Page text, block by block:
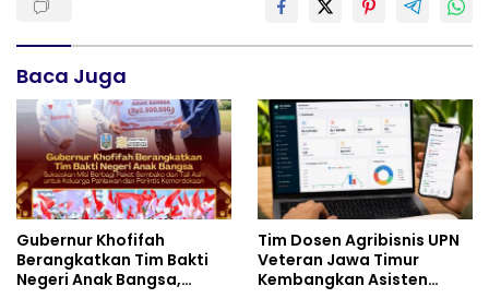
Baca Juga
Gubernur Khofifah
Berangkatkan Tim Bakti
Negeri Anak Bangsa,
Tim Dosen Agribisnis UPN
Veteran Jawa Timur
Kembangkan Asisten